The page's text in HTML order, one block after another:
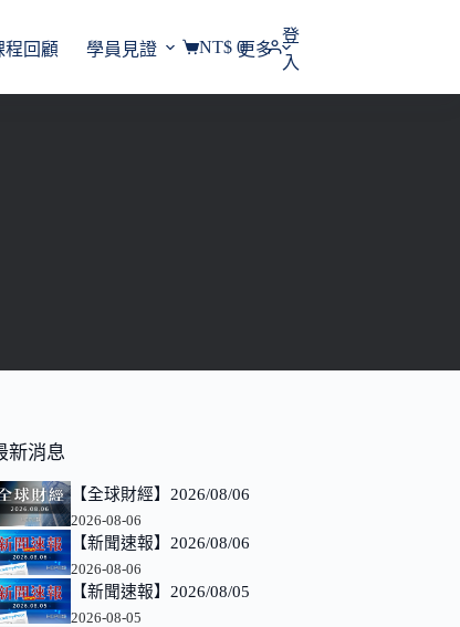
程回顧 學員見證 更多
購
NT$0
登
入
新消息
【全球財經】2026/08/06
2026-08-06
【新聞速報】2026/08/06
2026-08-06
【新聞速報】2026/08/05
2026-08-05